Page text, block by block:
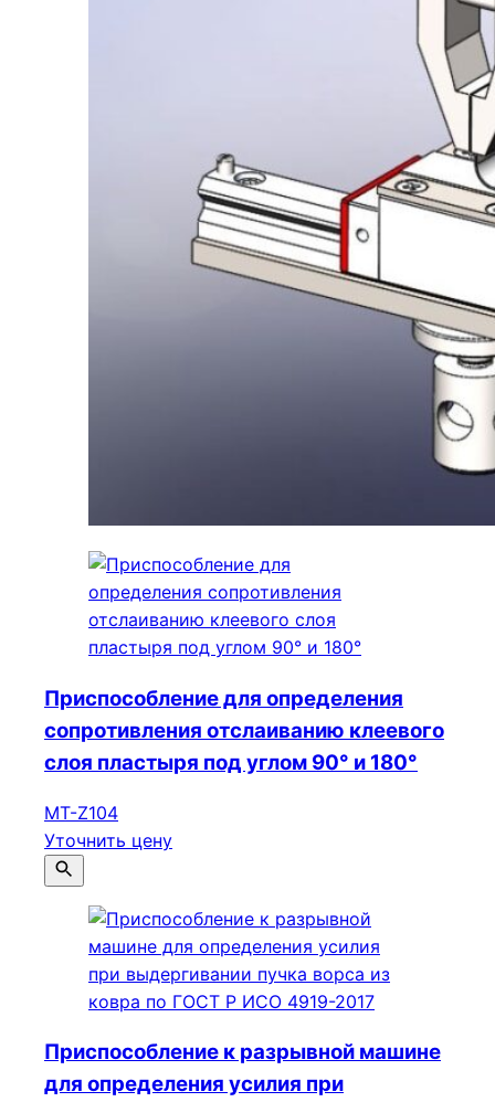
Приспособление для определения
сопротивления отслаиванию клеевого
слоя пластыря под углом 90° и 180°
МТ-Z104
Уточнить цену
Приспособление к разрывной машине
для определения усилия при